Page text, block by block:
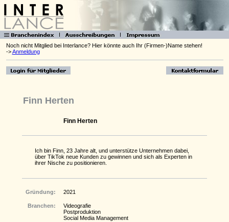
Noch nicht Mitglied bei Interlance? Hier könnte auch Ihr (Firmen-)Name stehen!
->Anmeldung
Finn Herten
Finn Herten
Ich bin Finn, 23 Jahre alt, und unterstütze Unternehmen dabei,
über TikTok neue Kunden zu gewinnen und sich als Experten in
ihrer Nische zu positionieren.
Gründung: 2021
Branchen:
Videografie
Postproduktion
Social Media Management